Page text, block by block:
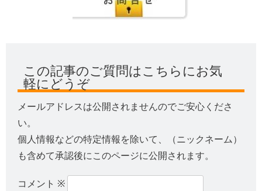
この記事のご質問はこちらにお気
軽にどうぞ
メールアドレスは公開されませんのでご安心くださ
い。
個人情報などの特定情報を除いて、（ニックネーム）
も含めて承認後にこのページに公開されます。
コメント ※